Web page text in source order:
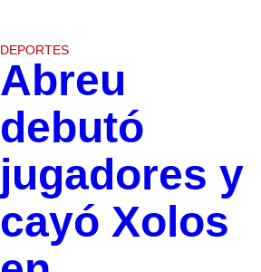
DEPORTES
Abreu
debutó
jugadores y
cayó Xolos